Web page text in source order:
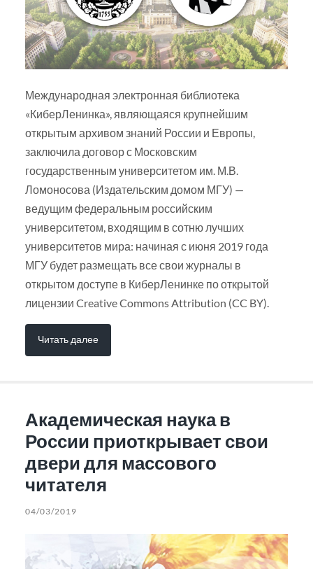
Международная электронная библиотека
«КиберЛенинка», являющаяся крупнейшим
открытым архивом знаний России и Европы,
заключила договор с Московским
государственным университетом им. М.В.
Ломоносова (Издательским домом МГУ) —
ведущим федеральным российским
университетом, входящим в сотню лучших
университетов мира: начиная с июня 2019 года
МГУ будет размещать все свои журналы в
открытом доступе в КиберЛенинке по открытой
лицензии Creative Commons Attribution (CC BY).
Читать далее
Академическая наука в
России приоткрывает свои
двери для массового
читателя
04/03/2019